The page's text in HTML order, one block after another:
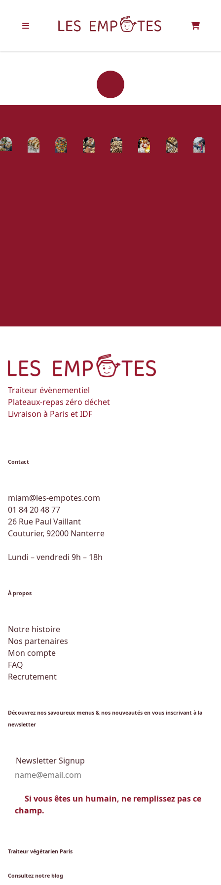
COMMUNAUTÉ
Traiteur évènementiel
Plateaux-repas zéro déchet
Livraison à Paris et IDF
Contact
miam@les-empotes.com
01 84 20 48 77
26 Rue Paul Vaillant
Couturier, 92000 Nanterre
Lundi – vendredi 9h – 18h
À propos
Notre histoire
Nos partenaires
Mon compte
FAQ
Recrutement
Découvrez nos savoureux menus & nos nouveautés en vous inscrivant à la
newsletter
Newsletter Signup
Si vous êtes un humain, ne remplissez pas ce
champ.
Traiteur végétarien Paris
Consultez notre blog